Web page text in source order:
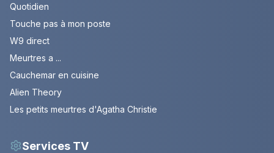
Quotidien
Touche pas à mon poste
W9 direct
Meurtres a ...
Cauchemar en cuisine
Alien Theory
Les petits meurtres d'Agatha Christie
Services TV